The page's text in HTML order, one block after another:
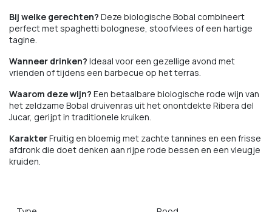
Bij welke gerechten? Deze biologische Bobal combineert
perfect met spaghetti bolognese, stoofvlees of een hartige
tagine.
Wanneer drinken? Ideaal voor een gezellige avond met
vrienden of tijdens een barbecue op het terras.
Waarom deze wijn? Een betaalbare biologische rode wijn van
het zeldzame Bobal druivenras uit het onontdekte Ribera del
Jucar, gerijpt in traditionele kruiken.
KarakterFruitig en bloemig met zachte tannines en een frisse
afdronk die doet denken aan rijpe rode bessen en een vleugje
kruiden.